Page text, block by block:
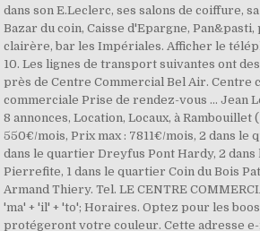
dans son E.Leclerc, ses salons de coiffure,
Bazar du coin, Caisse d'Epargne, Pan&pasti,
clairère, bar les Impériales. Afficher le
10. Les lignes de transport suivantes ont
près de Centre Commercial Bel Air. Centre
commerciale Prise de rendez-vous ... Jean
8 annonces, Location, Locaux, à Rambouillet
550€/mois, Prix max : 7811€/mois, 2 dans le
dans le quartier Dreyfus Pont Hardy, 2
Pierrefite, 1 dans le quartier Coin du Bois
Armand Thiery. Tel. LE CENTRE
'ma' + 'il' + 'to'; Horaires. Optez pour les
protégeront votre couleur. Cette adresse